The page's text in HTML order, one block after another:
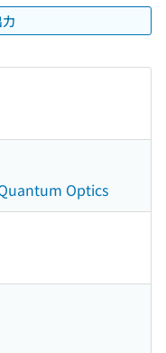
Optics